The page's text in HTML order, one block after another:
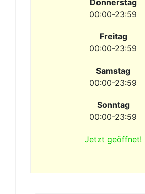
Donnerstag
00:00-23:59
Freitag
00:00-23:59
Samstag
00:00-23:59
Sonntag
00:00-23:59
Jetzt geöffnet!